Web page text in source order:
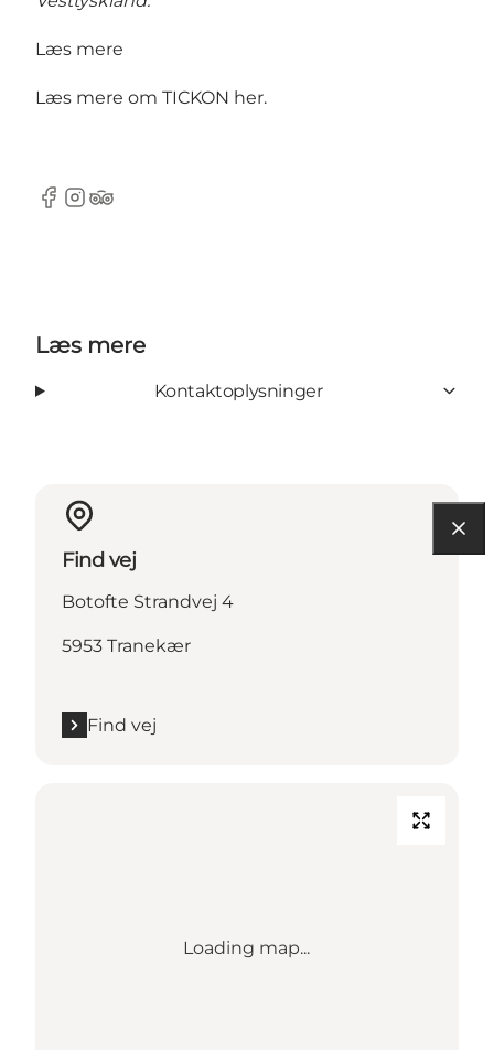
Læs mere
Læs mere om TICKON her.
Facebook
Instagram
Tripadvisor
Læs mere
Kontaktoplysninger
Find vej
Botofte Strandvej 4
5953 Tranekær
Find vej
Loading map...